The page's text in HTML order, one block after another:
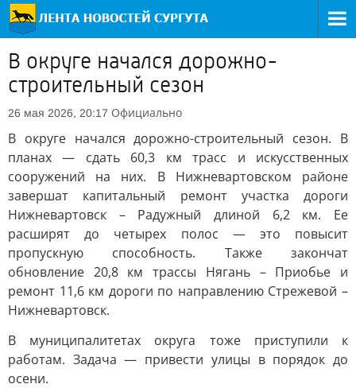
В округе начался дорожно-
строительный сезон
26 мая 2026, 20:17 Официально
В округе начался дорожно-строительный сезон. В
планах — сдать 60,3 км трасс и искусственных
сооружений на них. В Нижневартовском районе
завершат капитальный ремонт участка дороги
Нижневартовск – Радужный длиной 6,2 км. Ее
расширят до четырех полос — это повысит
пропускную способность. Также закончат
обновление 20,8 км трассы Нягань – Приобье и
ремонт 11,6 км дороги по направлению Стрежевой –
Нижневартовск.
В муниципалитетах округа тоже приступили к
работам. Задача — привести улицы в порядок до
осени.